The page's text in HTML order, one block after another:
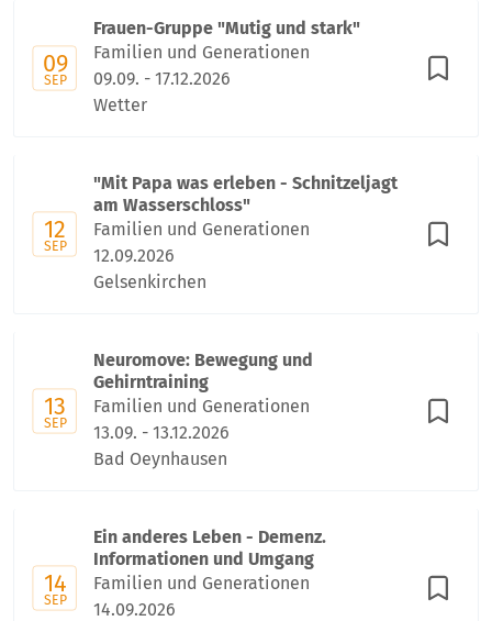
09
SEP
Frauen-Gruppe "Mutig und stark"
Familien und Generationen
09.09. - 17.12.2026
Wetter
12
SEP
"Mit Papa was erleben - Schnitzeljagt
am Wasserschloss"
Familien und Generationen
12.09.2026
Gelsenkirchen
13
SEP
Neuromove: Bewegung und
Gehirntraining
Familien und Generationen
13.09. - 13.12.2026
Bad Oeynhausen
14
SEP
Ein anderes Leben - Demenz.
Informationen und Umgang
Familien und Generationen
14.09.2026